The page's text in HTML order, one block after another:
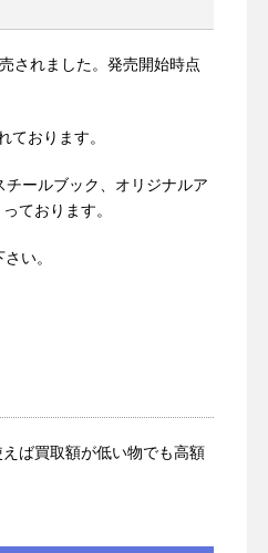
されました。発売開始時点
おります。
ールブック、オリジナルア
ております。
い。
ば買取額が低い物でも高額